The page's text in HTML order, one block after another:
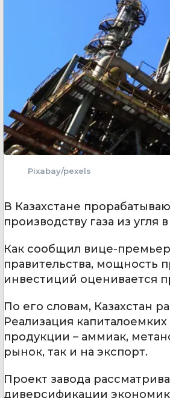
Pixabay/pexels
В Казахстане
производству газа из
Как сообщил вице-
правительства, мощность
инвестиций оценивается
По его словам, Казахстан
Реализация
продукции – аммиак,
рынок, так и на экспорт.
Проект завода
диверсификации